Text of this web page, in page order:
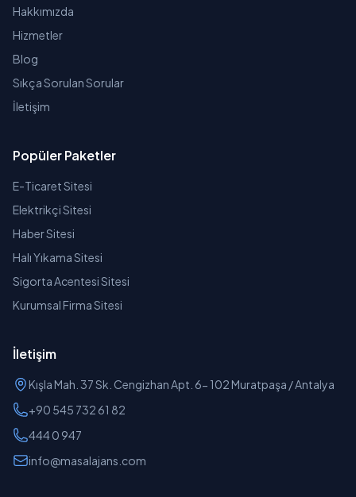
Hakkımızda
Hizmetler
Blog
Sıkça Sorulan Sorular
İletişim
Popüler Paketler
E-Ticaret Sitesi
Elektrikçi Sitesi
Haber Sitesi
Halı Yıkama Sitesi
Sigorta Acentesi Sitesi
Kurumsal Firma Sitesi
İletişim
Kışla Mah. 37 Sk. Cengizhan Apt. 6- 102 Muratpaşa / Antalya
+90 545 732 61 82
444 0 947
info@masalajans.com